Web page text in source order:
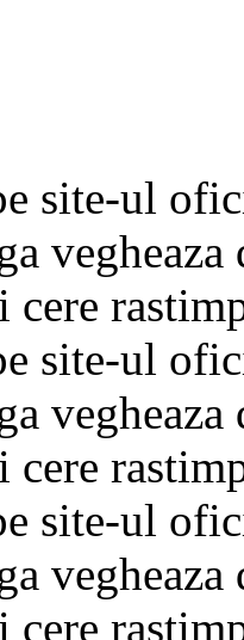
site-ul
cere
site-ul
cere
site-ul
cere